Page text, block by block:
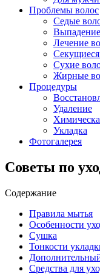
Проблемы волос
Седые
Выпадение
Лечение
Сухие
Жирные
Процедуры
Удаление
Укладка
Фотогалерея
Советы по
Содержание
Правила мытья
Особенности
Сушка
Тонкости
Средства для